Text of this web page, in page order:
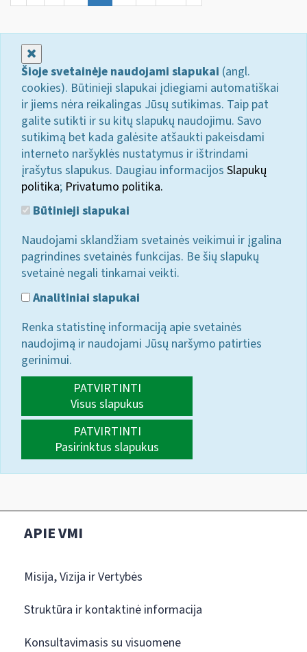
Šioje svetainėje naudojami slapukai (angl.
cookies). Būtinieji slapukai įdiegiami automatiškai
ir jiems nėra reikalingas Jūsų sutikimas. Taip pat
galite sutikti ir su kitų slapukų naudojimu. Savo
sutikimą bet kada galėsite atšaukti pakeisdami
interneto naršyklės nustatymus ir ištrindami
įrašytus slapukus. Daugiau informacijos Slapukų
politika; Privatumo politika.
Būtinieji slapukai
Naudojami sklandžiam svetainės veikimui ir įgalina
pagrindines svetainės funkcijas. Be šių slapukų
svetainė negali tinkamai veikti.
Analitiniai slapukai
Renka statistinę informaciją apie svetainės
naudojimą ir naudojami Jūsų naršymo patirties
gerinimui.
PATVIRTINTI
Visus slapukus
PATVIRTINTI
Pasirinktus slapukus
APIE VMI
Misija, Vizija ir Vertybės
Struktūra ir kontaktinė informacija
Konsultavimasis su visuomene